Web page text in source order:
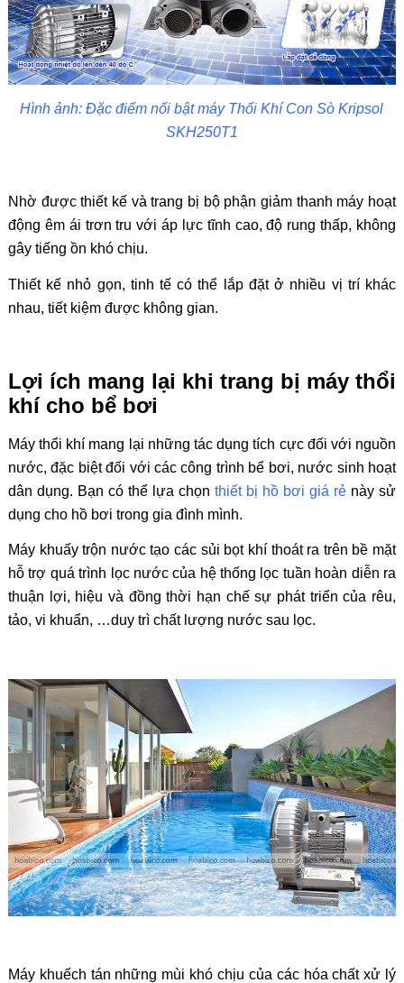
Hình ảnh: Đặc điểm nổi bật máy Thổi Khí Con Sò Kripsol
SKH250T1
Nhờ được thiết kế và trang bị bộ phận giảm thanh máy hoạt
động êm ái trơn tru với áp lực tĩnh cao, độ rung thấp, không
gây tiếng ồn khó chịu.
Thiết kế nhỏ gọn, tinh tế có thể lắp đặt ở nhiều vị trí khác
nhau, tiết kiệm được không gian.
Lợi ích mang lại khi trang bị máy thổi
khí cho bể bơi
Máy thổi khí mang lại những tác dụng tích cực đối với nguồn
nước, đặc biệt đối với các công trình bể bơi, nước sinh hoạt
dân dụng. Bạn có thể lựa chọn thiết bị hồ bơi giá rẻ này sử
dụng cho hồ bơi trong gia đình mình.
Máy khuấy trộn nước tạo các sủi bọt khí thoát ra trên bề mặt
hỗ trợ quá trình lọc nước của hệ thống lọc tuần hoàn diễn ra
thuận lợi, hiệu và đồng thời hạn chế sự phát triển của rêu,
tảo, vi khuẩn, …duy trì chất lượng nước sau lọc.
Máy khuếch tán những mùi khó chịu của các hóa chất xử lý